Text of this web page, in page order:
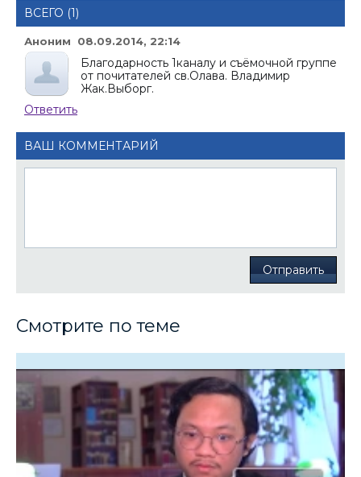
ВСЕГО (1)
Аноним 08.09.2014, 22:14
Благодарность 1каналу и съёмочной группе
от почитателей св.Олава. Владимир
Жак.Выборг.
Ответить
ВАШ КОММЕНТАРИЙ
Отправить
Смотрите по теме